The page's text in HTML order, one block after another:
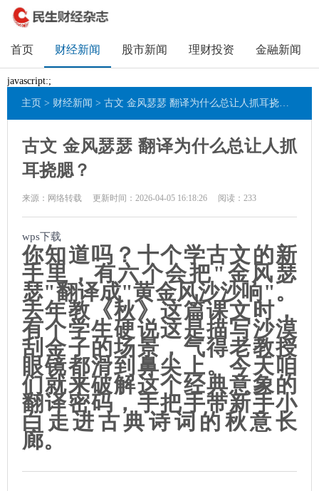
首页 财经新闻 股市新闻 理财投资 金融新闻
javascript:;
主页 > 财经新闻 > 古文 金风瑟瑟 翻译为什么总让人抓耳挠腮？
古文 金风瑟瑟 翻译为什么总让人抓
耳挠腮？
来源：网络转载 更新时间：2026-04-05 16:18:26 阅读： 233
wps下载
你知道吗？十个学古文的新
手里，有六个会把"金风瑟
瑟"翻译成"黄金风沙沙响"。
去年教《秋》这篇课文时，
有个学生硬说这是描写沙漠
刮金子的场景，气得老教授
眼镜都滑到鼻尖上。今天咱
们就来破解这个经典意象的
翻译密码，手把手带新手小
白走进古典诗词的秋意长
廊。